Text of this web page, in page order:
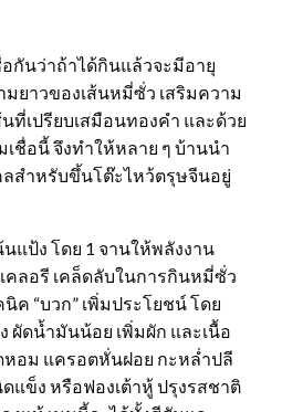
กันว่าถ้าได้กินแล้วจะมีอายุ
มยาวของเส้นหมี่ซั่ว เสริมความ
ที่เปรียบเสมือนทองคำ และด้วย
ชื่อนี้ จึงทำให้หลาย ๆ บ้านนำ
สำหรับขึ้นโต๊ะไหว้ตรุษจีนอยู่
แป้ง โดย 1 จานให้พลังงาน
ลอรี เคล็ดลับในการกินหมี่ซั่ว
ค “บวก” เพิ่มประโยชน์ โดย
ผัดน้ำมันน้อย เพิ่มผัก และเนื้อ
หอม แครอตหั่นฝอย กะหล่ำปลี
แข็ง หรือฟองเต้าหู้ ปรุงรสชาติ